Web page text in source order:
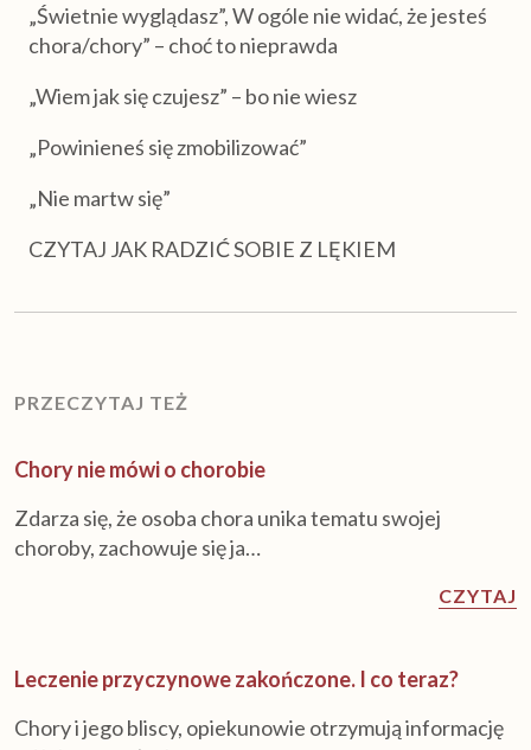
„Świetnie wyglądasz”, W ogóle nie widać, że jesteś
chora/chory” – choć to nieprawda
„Wiem jak się czujesz” – bo nie wiesz
„Powinieneś się zmobilizować”
„Nie martw się”
CZYTAJ JAK RADZIĆ SOBIE Z LĘKIEM
PRZECZYTAJ TEŻ
Chory nie mówi o chorobie
Zdarza się, że osoba chora unika tematu swojej
choroby, zachowuje się ja…
CZYTAJ
Leczenie przyczynowe zakończone. I co teraz?
Chory i jego bliscy, opiekunowie otrzymują informację